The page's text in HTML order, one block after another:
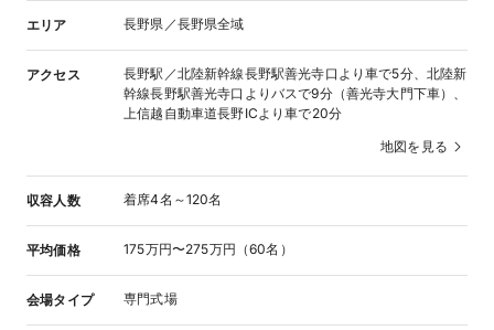
エリア 長野県／長野県全域
アクセス
長野駅／北陸新幹線長野駅善光寺口より車で5分、北陸新
幹線長野駅善光寺口よりバスで9分（善光寺大門下車）、
上信越自動車道長野ICより車で20分
地図を見る
収容人数 着席4名～120名
平均価格 175万円〜275万円（60名）
会場タイプ 専門式場